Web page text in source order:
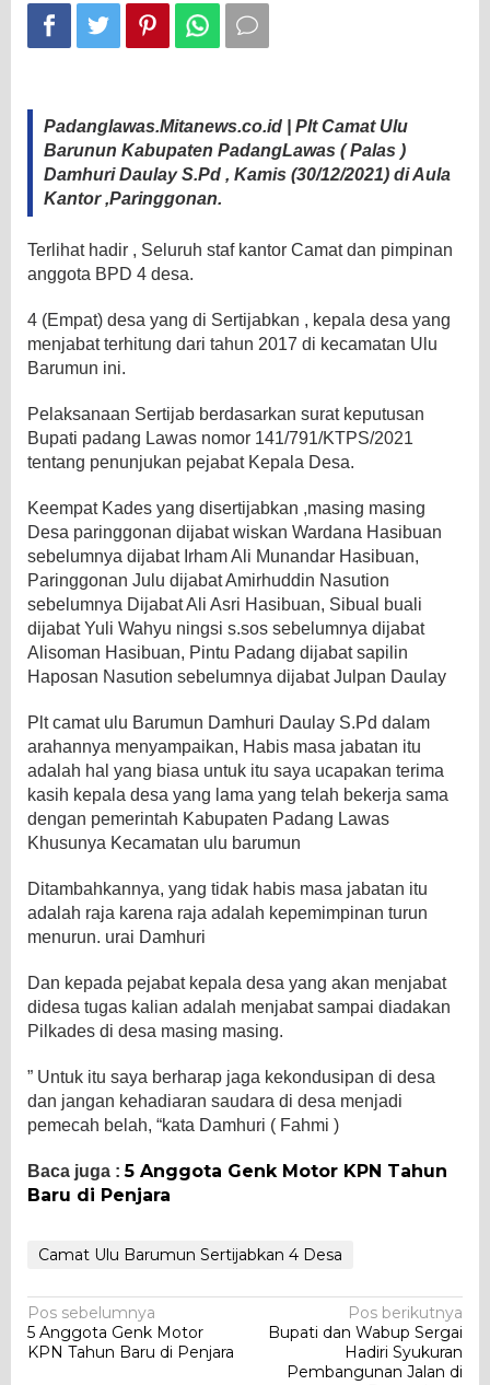
Padanglawas.Mitanews.co.id | Plt Camat Ulu
Barunun Kabupaten PadangLawas ( Palas )
Damhuri Daulay S.Pd , Kamis (30/12/2021) di Aula
Kantor ,Paringgonan.
Terlihat hadir , Seluruh staf kantor Camat dan pimpinan
anggota BPD 4 desa.
4 (Empat) desa yang di Sertijabkan , kepala desa yang
menjabat terhitung dari tahun 2017 di kecamatan Ulu
Barumun ini.
Pelaksanaan Sertijab berdasarkan surat keputusan
Bupati padang Lawas nomor 141/791/KTPS/2021
tentang penunjukan pejabat Kepala Desa.
Keempat Kades yang disertijabkan ,masing masing
Desa paringgonan dijabat wiskan Wardana Hasibuan
sebelumnya dijabat Irham Ali Munandar Hasibuan,
Paringgonan Julu dijabat Amirhuddin Nasution
sebelumnya Dijabat Ali Asri Hasibuan, Sibual buali
dijabat Yuli Wahyu ningsi s.sos sebelumnya dijabat
Alisoman Hasibuan, Pintu Padang dijabat sapilin
Haposan Nasution sebelumnya dijabat Julpan Daulay
Plt camat ulu Barumun Damhuri Daulay S.Pd dalam
arahannya menyampaikan, Habis masa jabatan itu
adalah hal yang biasa untuk itu saya ucapakan terima
kasih kepala desa yang lama yang telah bekerja sama
dengan pemerintah Kabupaten Padang Lawas
Khusunya Kecamatan ulu barumun
Ditambahkannya, yang tidak habis masa jabatan itu
adalah raja karena raja adalah kepemimpinan turun
menurun. urai Damhuri
Dan kepada pejabat kepala desa yang akan menjabat
didesa tugas kalian adalah menjabat sampai diadakan
Pilkades di desa masing masing.
” Untuk itu saya berharap jaga kekondusipan di desa
dan jangan kehadiaran saudara di desa menjadi
pemecah belah, “kata Damhuri ( Fahmi )
Baca juga :5 Anggota Genk Motor KPN Tahun
Baru di Penjara
Camat Ulu Barumun Sertijabkan 4 Desa
Navigasi
pos
Pos sebelumnya
5 Anggota Genk Motor
KPN Tahun Baru di Penjara
Pos berikutnya
Bupati dan Wabup Sergai
Hadiri Syukuran
Pembangunan Jalan di